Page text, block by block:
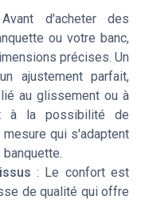
d'acheter des
ou votre banc,
précises. Un
ajustement parfait,
au glissement ou à
à la possibilité de
qui s'adaptent
: Le confort est
de qualité qui offre